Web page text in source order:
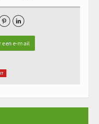
 
e-mail